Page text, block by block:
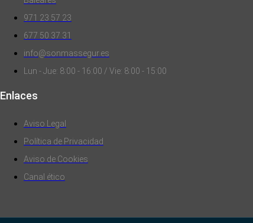
971 23 57 23
677 50 37 31
info@sonmassegur.es
Lun - Jue: 8:00 - 16:00 / Vie: 8:00 - 15:00
Enlaces
Aviso Legal
Política de Privacidad
Aviso de Cookies
Canal ético